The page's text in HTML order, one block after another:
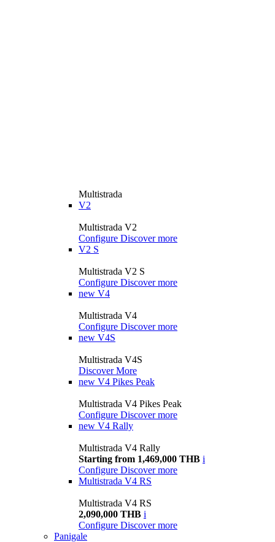
Multistrada
V2
Multistrada V2
Configure Discover more
V2 S
Multistrada V2 S
Configure Discover more
new V4
Multistrada V4
Configure Discover more
new V4S
Multistrada V4S
Discover More
new V4 Pikes Peak
Multistrada V4 Pikes Peak
Configure Discover more
new V4 Rally
Multistrada V4 Rally
Starting from 1,469,000 THB i
Configure Discover more
Multistrada V4 RS
Multistrada V4 RS
2,090,000 THB i
Configure Discover more
Panigale